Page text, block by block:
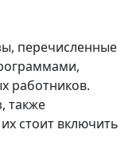
перечисленные
работников.
также
стоит включить